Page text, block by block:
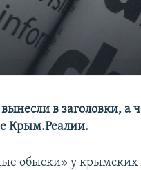
в заголовки, а
Крым.Реалии.
обыски» у крымских